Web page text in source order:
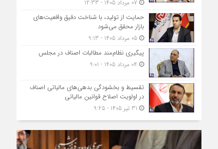
حمایت از تولید، با شناخت دقیق واقعیت‌های
بازار محقق می‌شود
05 مرداد 1405 - 9:13
پیگیری نظام‌مند مطالبات اصناف در مجلس
تقسیط و بخشودگی بدهی‌های مالیاتی اصناف
در اولویت اصلاح قوانین مالیاتی